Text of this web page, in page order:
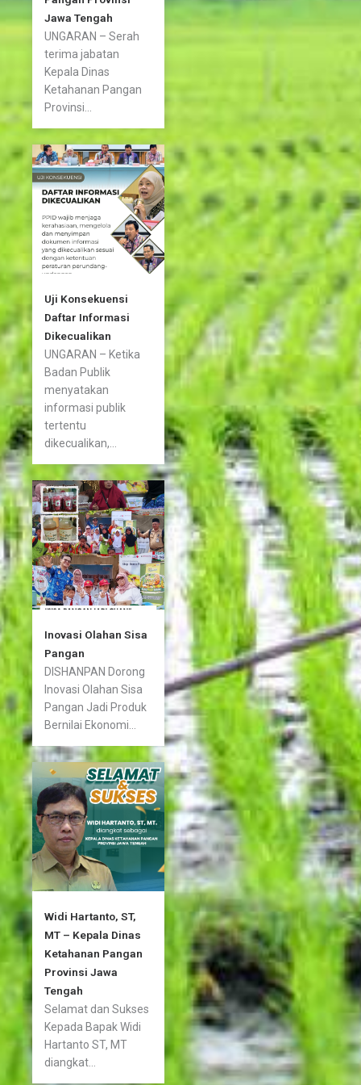
Jawa Tengah
UNGARAN – Serah
terima jabatan
Kepala Dinas
Ketahanan Pangan
Provinsi...
Uji Konsekuensi
Daftar Informasi
Dikecualikan
UNGARAN – Ketika
Badan Publik
menyatakan
informasi publik
tertentu
dikecualikan,...
Inovasi Olahan Sisa
Pangan
DISHANPAN Dorong
Inovasi Olahan Sisa
Pangan Jadi Produk
Bernilai Ekonomi...
Widi Hartanto, ST,
MT – Kepala Dinas
Ketahanan Pangan
Provinsi Jawa
Tengah
Selamat dan Sukses
Kepada Bapak Widi
Hartanto ST, MT
diangkat...